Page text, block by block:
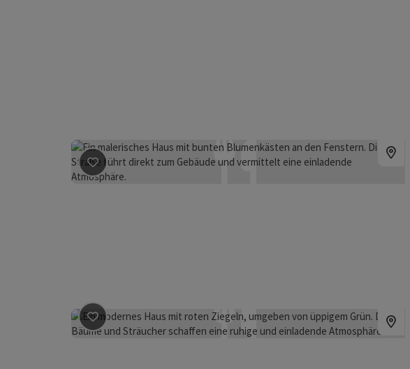
Beitrag merken
Beitrag merken: Hotel-Restaurant Lukas Kapeller